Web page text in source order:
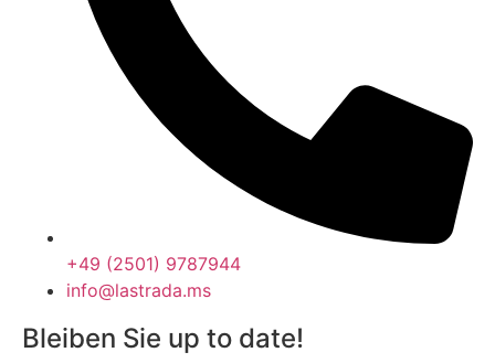
+49 (2501) 9787944
info@lastrada.ms
Bleiben Sie up to date!